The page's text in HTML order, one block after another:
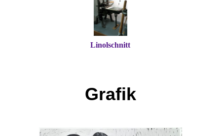
Linolschnitt
Grafik